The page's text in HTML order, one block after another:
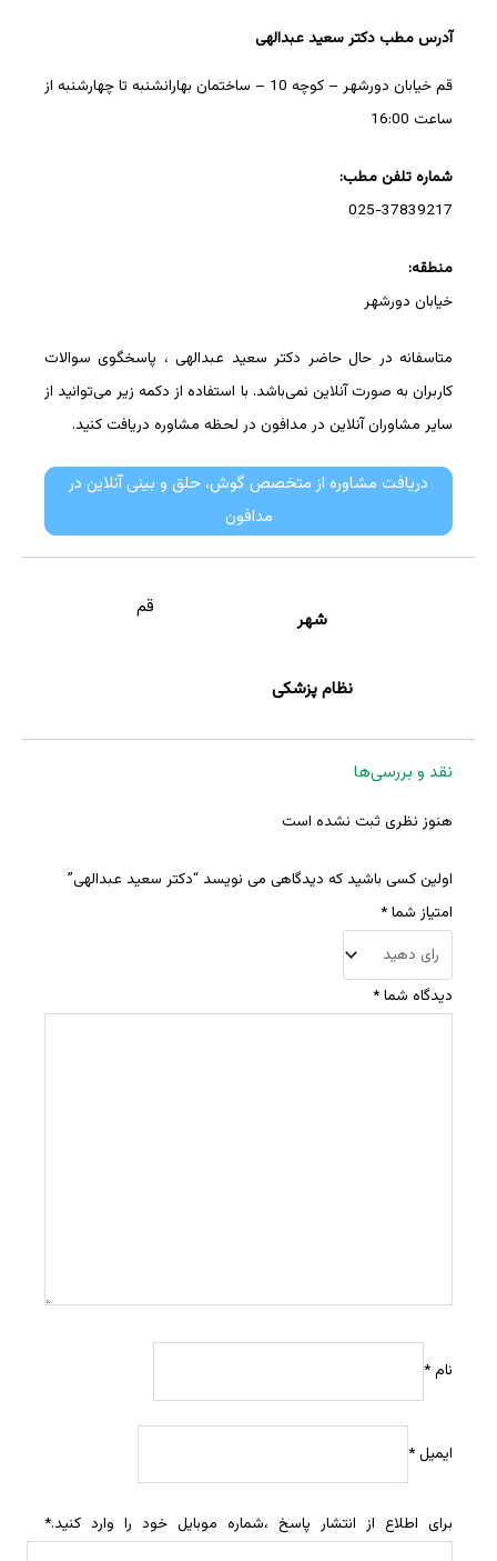
آدرس مطب دکتر سعید عبدالهی
قم خیابان دورشهر – کوچه 10 – ساختمان بهارانشنبه تا چهارشنبه از
ساعت 16:00
شماره تلفن مطب:
025-37839217
منطقه:
خیابان دورشهر
متاسفانه در حال حاضر دکتر سعید عبدالهی ، پاسخگوی سوالات
کاربران به صورت آنلاین نمی‌باشد. با استفاده از دکمه زیر می‌توانید از
سایر مشاوران آنلاین در مدافون در لحظه مشاوره دریافت کنید.
دریافت مشاوره از متخصص گوش، حلق و بینی آنلاین در
مدافون
شهر
قم
نظام پزشکی
نقد و بررسی‌ها
هنوز نظری ثبت نشده است
اولین کسی باشید که دیدگاهی می نویسد “دکتر سعید عبدالهی”
امتیاز شما*
دیدگاه شما*
نام*
ایمیل*
برای اطلاع از انتشار پاسخ ،شماره موبایل خود را وارد کنید.*